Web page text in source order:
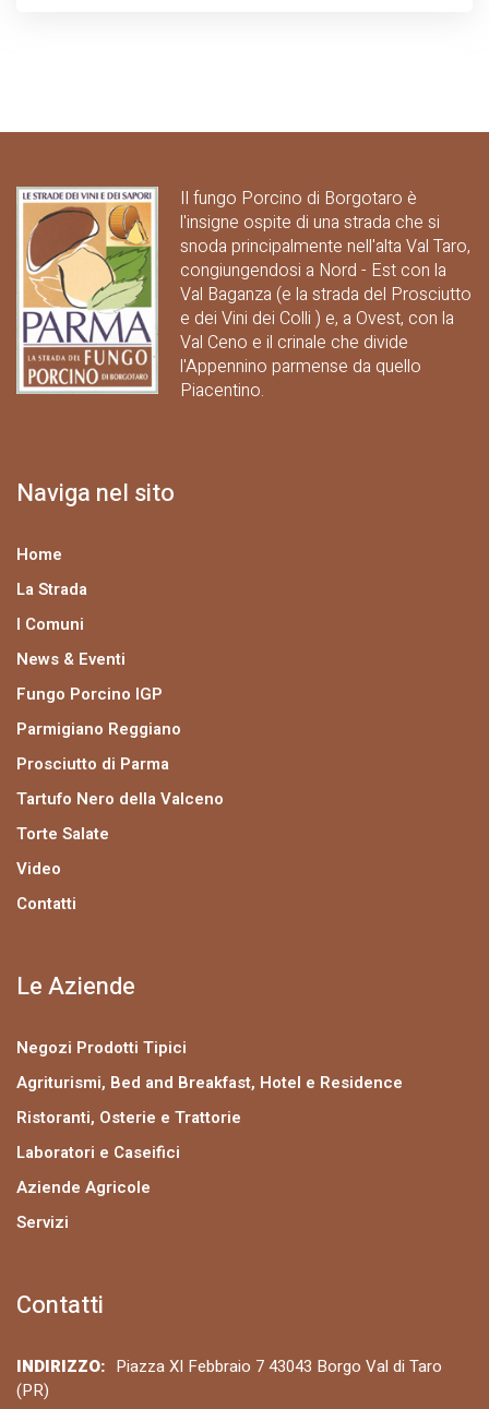
Il fungo Porcino di Borgotaro è
l'insigne ospite di una strada che si
snoda principalmente nell'alta Val Taro,
congiungendosi a Nord - Est con la
Val Baganza (e la strada del Prosciutto
e dei Vini dei Colli ) e, a Ovest, con la
Val Ceno e il crinale che divide
l'Appennino parmense da quello
Piacentino.
Naviga nel sito
Home
La Strada
I Comuni
News & Eventi
Fungo Porcino IGP
Parmigiano Reggiano
Prosciutto di Parma
Tartufo Nero della Valceno
Torte Salate
Video
Contatti
Le Aziende
Negozi Prodotti Tipici
Agriturismi, Bed and Breakfast, Hotel e Residence
Ristoranti, Osterie e Trattorie
Laboratori e Caseifici
Aziende Agricole
Servizi
Contatti
INDIRIZZO: Piazza XI Febbraio 7 43043 Borgo Val di Taro
(PR)